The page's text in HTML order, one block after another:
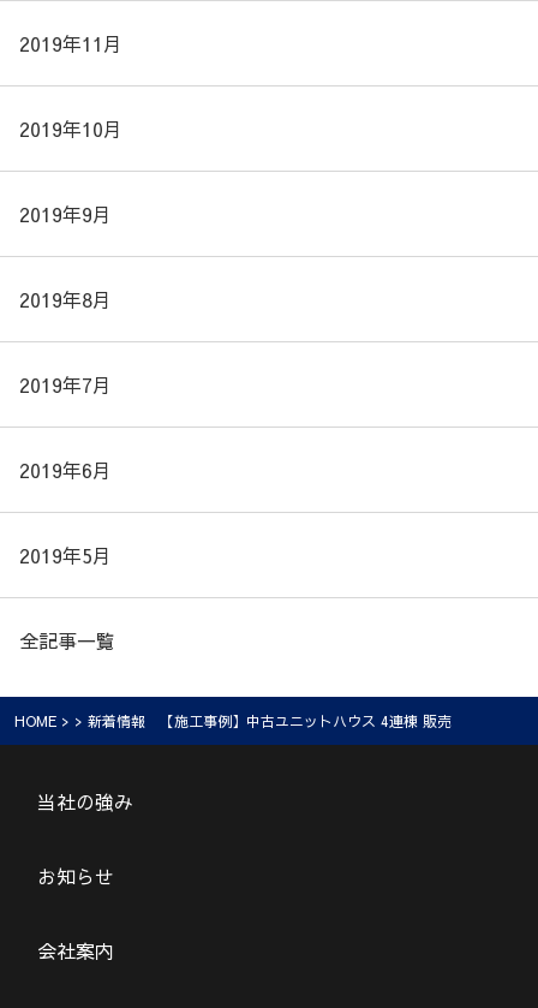
2019年11月
2019年10月
2019年9月
2019年8月
2019年7月
2019年6月
2019年5月
全記事一覧
HOME > > 新着情報 【施工事例】中古ユニットハウス 4連棟 販売
当社の強み
お知らせ
会社案内